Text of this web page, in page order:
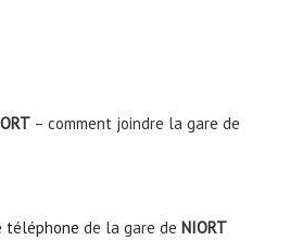
– comment joindre la gare de
téléphone de la gare de NIORT